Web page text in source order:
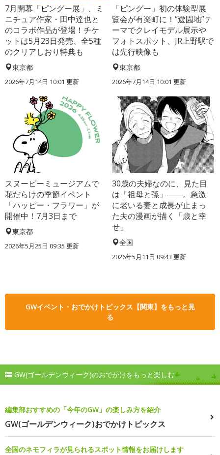
7月開幕「ピングー展」、ミ
ニチュア作家・田中達也と
のコラボ作品が登場！チケ
ットは5月23日発売、全5種
のクリアしおり特典も
東京都
2026年7月14日 10:01 更新
「ピングー」初の体験型展
覧会が有楽町に！“遊園地”テ
ーマでクレイモデル展示や
フォトスポット、JR上野駅で
は先行映像も
東京都
2026年7月14日 10:01 更新
スヌーピーミュージアムで
花だらけの季節イベント
「ハッピー・フラワー」が
開催中！7月3日まで
東京都
2026年5月25日 09:35 更新
30歳の夫婦なのに、見た目
は「祖母と孫」――。急激
に老いる妻と成長が止まっ
た夫の漫画が描く「歳と幸
せ」
全国
2026年5月11日 09:43 更新
GWイベント・おでかけトピックス【関東】をもっと見
る
GW(ゴールデンウィーク)のおでかけをもっと楽しむ
編集部おすすめの「今年のGW」の楽しみ方を紹介
GW(ゴールデンウィーク)おでかけトピックス
全国のネモフィラが見られるスポット情報をお届けします